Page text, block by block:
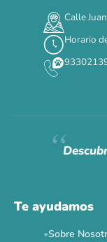
Calle
Horario
Te ayudamos
Sobre